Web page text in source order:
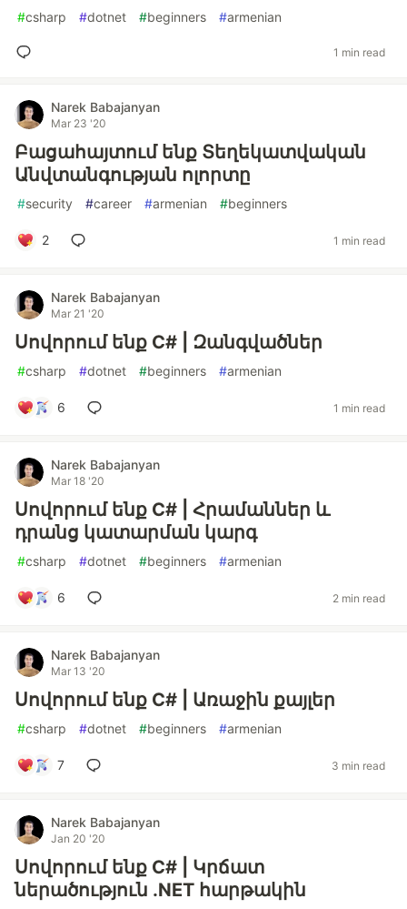
#csharp #dotnet #beginners #armenian
1 min read
Narek Babajanyan
Mar 23 '20
Բացահայտում ենք Տեղեկատվական
Անվտանգության ոլորտը
#security #career #armenian #beginners
2 1 min read
Narek Babajanyan
Mar 21 '20
Սովորում ենք C# | Զանգվածներ
#csharp #dotnet #beginners #armenian
6 1 min read
Narek Babajanyan
Mar 18 '20
Սովորում ենք C# | Հրամաններ և
դրանց կատարման կարգ
#csharp #dotnet #beginners #armenian
6 2 min read
Narek Babajanyan
Mar 13 '20
Սովորում ենք C# | Առաջին քայլեր
#csharp #dotnet #beginners #armenian
7 3 min read
Narek Babajanyan
Jan 20 '20
Սովորում ենք C# | Կրճատ
ներածություն .NET հարթակին